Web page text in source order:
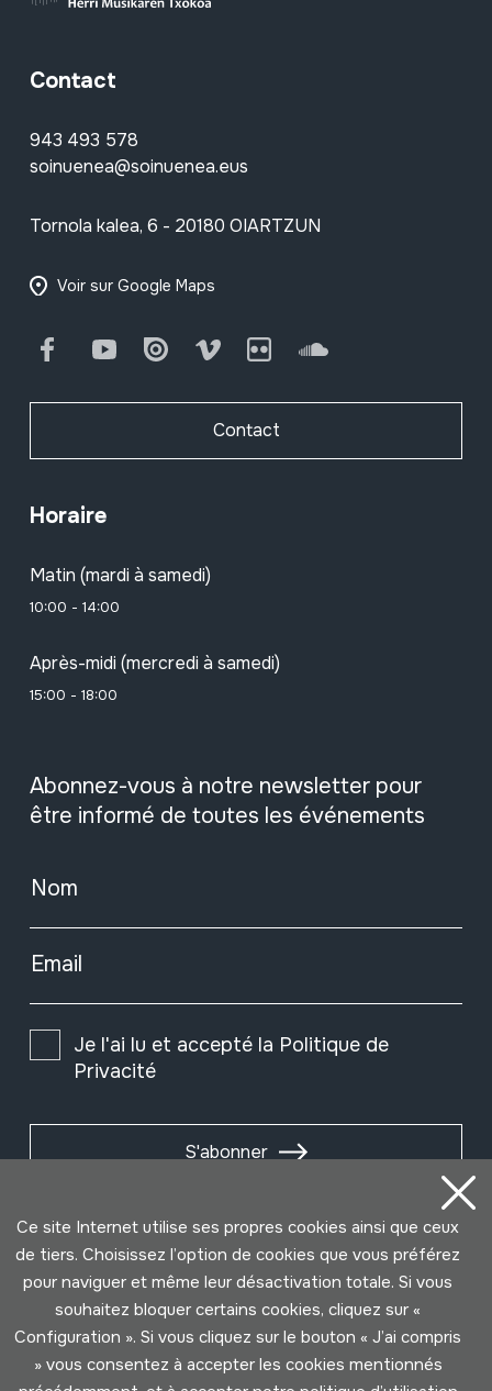
Contact
943 493 578
soinuenea@soinuenea.eus
Tornola kalea, 6 - 20180 OIARTZUN
Voir sur Google Maps
FacebookYoutube Issuu Vimeo Flickr SoundCloud
Contact
Horaire
Matin (mardi à samedi)
10:00 - 14:00
Après-midi (mercredi à samedi)
15:00 - 18:00
Abonnez-vous à notre newsletter pour
être informé de toutes les événements
Nom
Email
Je l'ai lu et accepté la Politique de
Privacité
S'abonner
Ce site Internet utilise ses propres cookies ainsi que ceux
de tiers. Choisissez l’option de cookies que vous préférez
pour naviguer et même leur désactivation totale. Si vous
souhaitez bloquer certains cookies, cliquez sur «
Configuration ». Si vous cliquez sur le bouton « J’ai compris
» vous consentez à accepter les cookies mentionnés